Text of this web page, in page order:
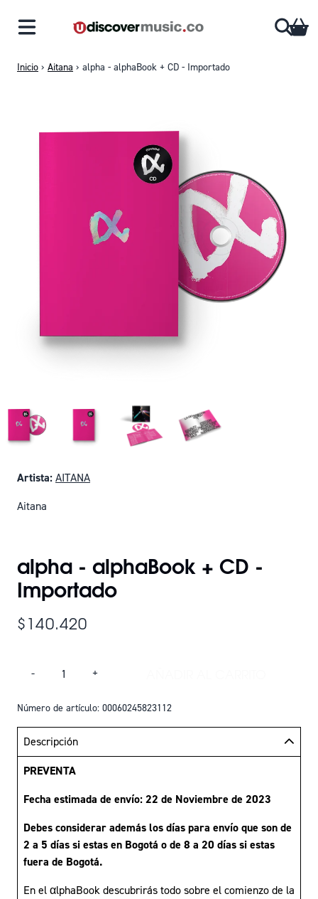
Inicio › Aitana › alpha - alphaBook + CD - Importado
Artista:AITANA
Aitana
alpha - alphaBook + CD -
Importado
$140.420
- +
Número de artículo: 00060245823112
Descripción
PREVENTA
Fecha estimada de envío: 22 de Noviembre de 2023
Debes considerar además los días para envío que son de
2 a 5 días si estas en Bogotá o de 8 a 20 días si estas
fuera de Bogotá.
En el αlphaBook descubrirás todo sobre el comienzo de la